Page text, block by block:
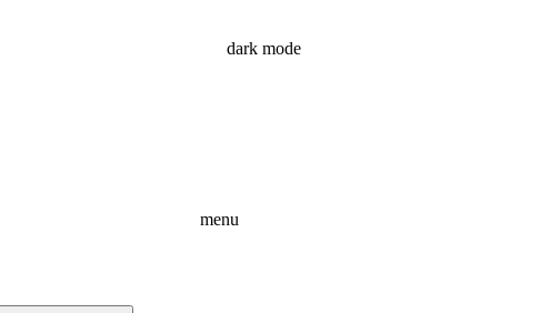
dark mode
menu